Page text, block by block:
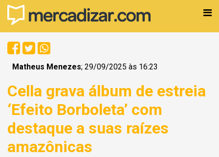
Matheus Menezes; 29/09/2025 às 16:23
Cella grava álbum de estreia
‘Efeito Borboleta’ com
destaque a suas raízes
amazônicas